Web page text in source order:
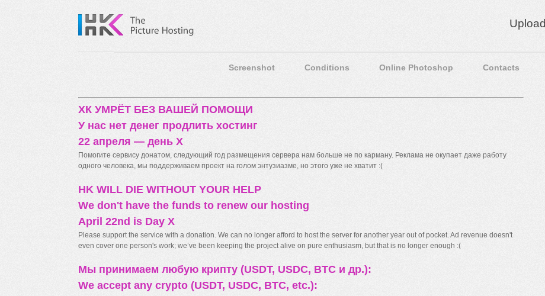
Upload
Screenshot Conditions Online Photoshop Contacts
ХК УМРЁТ БЕЗ ВАШЕЙ ПОМОЩИ
У нас нет денег продлить хостинг
22 апреля — день X
Помогите сервису донатом, следующий год размещения сервера нам больше не по карману. Реклама не окупает даже работу
одного человека, мы поддерживаем проект на голом энтузиазме, но этого уже не хватит :(
HK WILL DIE WITHOUT YOUR HELP
We don't have the funds to renew our hosting
April 22nd is Day X
Please support the service with a donation. We can no longer afford to host the server for another year out of pocket. Ad revenue doesn't
even cover one person's work; we’ve been keeping the project alive on pure enthusiasm, but that is no longer enough :(
Мы принимаем любую крипту (USDT, USDC, BTC и др.):
We accept any crypto (USDT, USDC, BTC, etc.):